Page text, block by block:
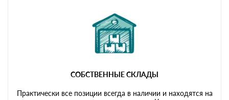
СОБСТВЕННЫЕ СКЛАДЫ
Практически все позиции всегда в наличии и находятся на